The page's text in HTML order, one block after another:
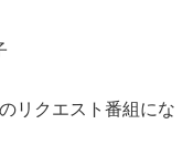
リクエスト番組にな